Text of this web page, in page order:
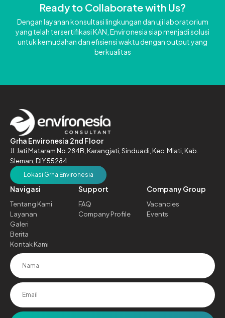
Ready to Collaborate with Us?
Dengan layanan konsultasi lingkungan dan uji laboratorium
yang telah tersertifikasi KAN, Environesia siap menjadi solusi
untuk kemudahan dan efisiensi waktu dengan output yang
berkualitas
Grha Environesia 2nd Floor
Jl. Jati Mataram No.284B, Karangjati, Sinduadi, Kec. Mlati, Kab.
Sleman, DIY 55284
Lokasi Grha Environesia
Navigasi
Tentang Kami
Layanan
Galeri
Berita
Kontak Kami
Support
FAQ
Company Profile
Company Group
Vacancies
Events